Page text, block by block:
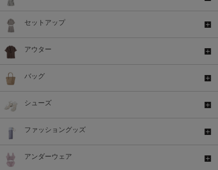
セットアップ
アウター
バッグ
シューズ
ファッショングッズ
アンダーウェア